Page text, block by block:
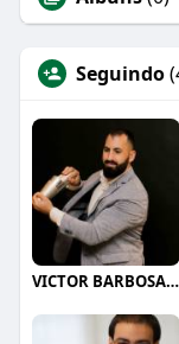
Seguindo
VICTOR BARBOSA QUARANTA